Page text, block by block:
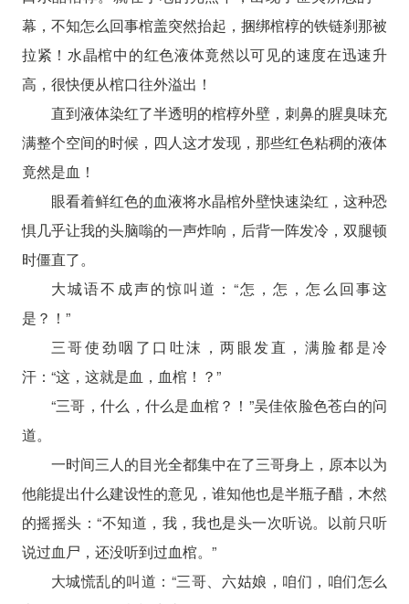
幕，不知怎么回事棺盖突然抬起，捆绑棺椁的铁链刹那被
拉紧！水晶棺中的红色液体竟然以可见的速度在迅速升
高，很快便从棺口往外溢出！
直到液体染红了半透明的棺椁外壁，刺鼻的腥臭味充
满整个空间的时候，四人这才发现，那些红色粘稠的液体
竟然是血！
眼看着鲜红色的血液将水晶棺外壁快速染红，这种恐
惧几乎让我的头脑嗡的一声炸响，后背一阵发冷，双腿顿
时僵直了。
大城语不成声的惊叫道：“怎，怎，怎么回事这
是？！”
三哥使劲咽了口吐沫，两眼发直，满脸都是冷
汗：“这，这就是血，血棺！？”
“三哥，什么，什么是血棺？！”吴佳依脸色苍白的问
道。
一时间三人的目光全都集中在了三哥身上，原本以为
他能提出什么建设性的意见，谁知他也是半瓶子醋，木然
的摇摇头：“不知道，我，我也是头一次听说。以前只听
说过血尸，还没听到过血棺。”
大城慌乱的叫道：“三哥、六姑娘，咱们，咱们怎么